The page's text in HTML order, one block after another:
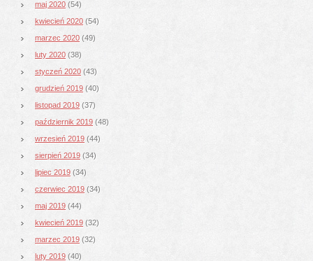
maj 2020 (54)
kwiecień 2020 (54)
marzec 2020 (49)
luty 2020 (38)
styczeń 2020 (43)
grudzień 2019 (40)
listopad 2019 (37)
październik 2019 (48)
wrzesień 2019 (44)
sierpień 2019 (34)
lipiec 2019 (34)
czerwiec 2019 (34)
maj 2019 (44)
kwiecień 2019 (32)
marzec 2019 (32)
luty 2019 (40)